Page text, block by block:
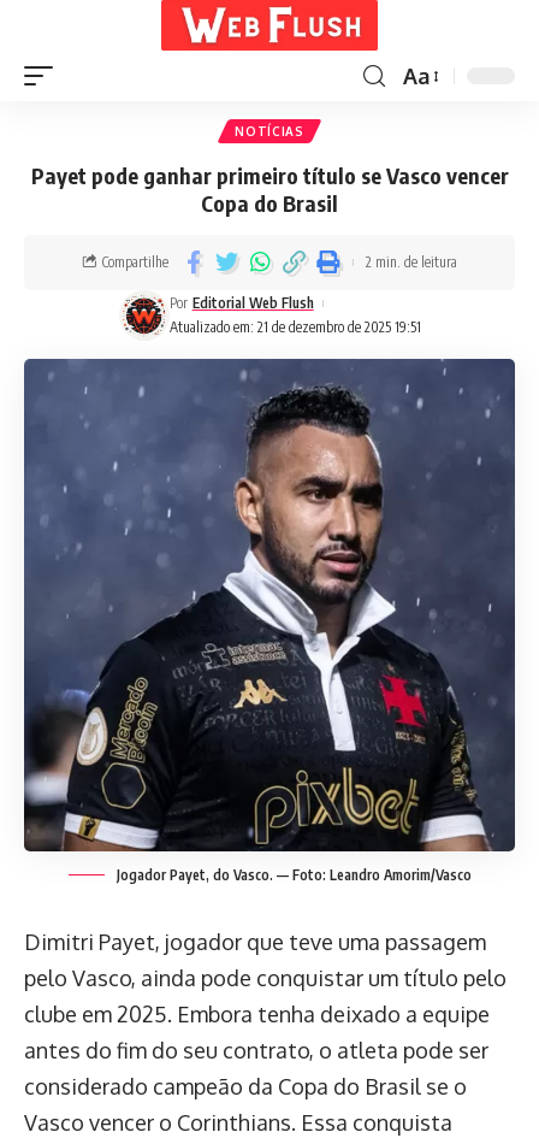
Aa
NOTÍCIAS
Payet pode ganhar primeiro título se Vasco vencer
Copa do Brasil
Atualizado em: 21 de dezembro de 2025 19:51
Por Editorial Web Flush
Compartilhe 2 min. de leitura
Jogador Payet, do Vasco. — Foto: Leandro Amorim/Vasco
Dimitri Payet, jogador que teve uma passagem
pelo Vasco, ainda pode conquistar um título pelo
clube em 2025. Embora tenha deixado a equipe
antes do fim do seu contrato, o atleta pode ser
considerado campeão da Copa do Brasil se o
Vasco vencer o Corinthians. Essa conquista